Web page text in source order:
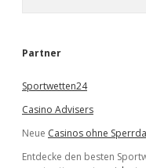
e
Partner
Sportwetten24
Casino Advisers
Neue Casinos ohne
Entdecke den besten